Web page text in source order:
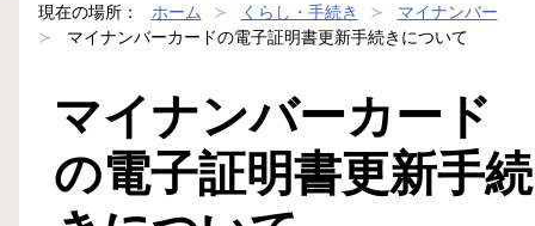
現在の場所： ホーム くらし・手続き
マイナンバー
マイナンバーカードの電子証明書更新手続きについて
マイナンバーカード
の電子証明書更新手続